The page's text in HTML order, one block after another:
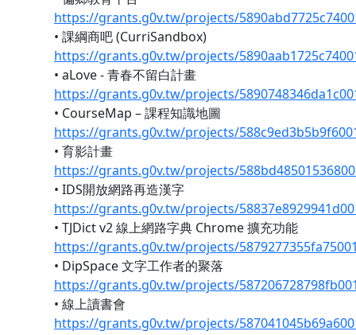
https://grants.g0v.tw/projects/
• 課綱商吧 (CurriSandbox)
https://grants.g0v.tw/projects/
• aLove - 青春不留白計畫
https://grants.g0v.tw/projects/
• CourseMap – 課程知識地圖
https://grants.g0v.tw/projects/
• 育影計畫
https://grants.g0v.tw/projects/
• IDS開放網路再造漢字
https://grants.g0v.tw/projects/
• TJDict v2 線上網路字典 Chrome 擴充功能
https://grants.g0v.tw/projects/
• DipSpace 文字工作者的聚落
https://grants.g0v.tw/projects/
• 線上讀書會
https://grants.g0v.tw/projects/